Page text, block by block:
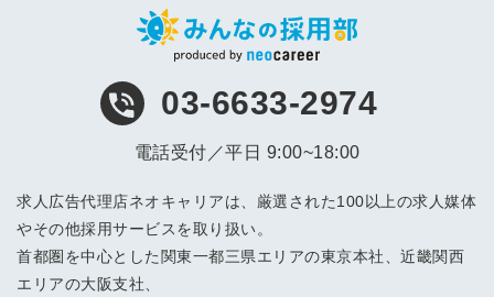
03-6633-2974
電話受付／平日 9:00~18:00
求人広告代理店ネオキャリアは、厳選された100以上の求人媒体
やその他採用サービスを取り扱い。
首都圏を中心とした関東一都三県エリアの東京本社、近畿関西
エリアの大阪支社、